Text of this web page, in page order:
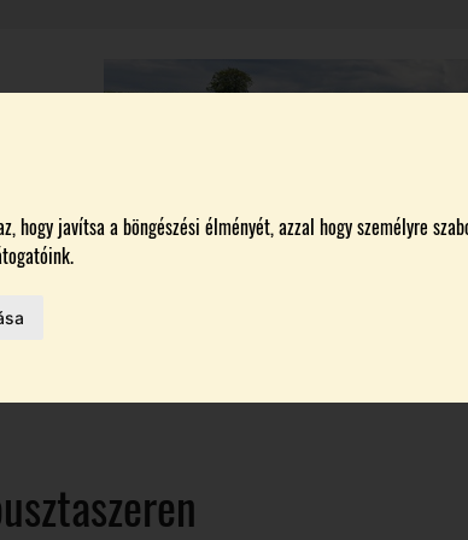
hogy javítsa a böngészési élményét, azzal hogy személyre
BORÁSZATOK MAGYARORSZÁG LEGSZEBB
BORTERMELŐK